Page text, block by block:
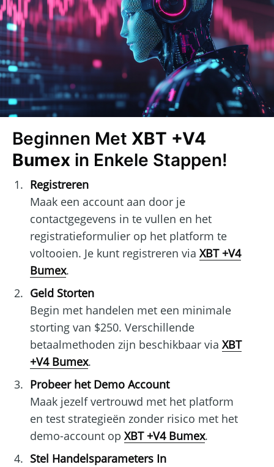
Beginnen Met XBT +V4
Bumex in Enkele Stappen!
Registreren
Maak een account aan door je
contactgegevens in te vullen en het
registratieformulier op het platform te
voltooien. Je kunt registreren via XBT +V4
Bumex.
Geld Storten
Begin met handelen met een minimale
storting van $250. Verschillende
betaalmethoden zijn beschikbaar via XBT
+V4 Bumex.
Probeer het Demo Account
Maak jezelf vertrouwd met het platform
en test strategieën zonder risico met het
demo-account op XBT +V4 Bumex.
Stel Handelsparameters In